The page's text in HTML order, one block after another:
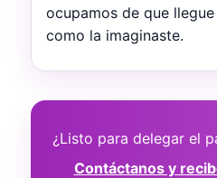
ocupamos de que
como la imaginaste.
¿Listo para delegar el
Contáctanos y